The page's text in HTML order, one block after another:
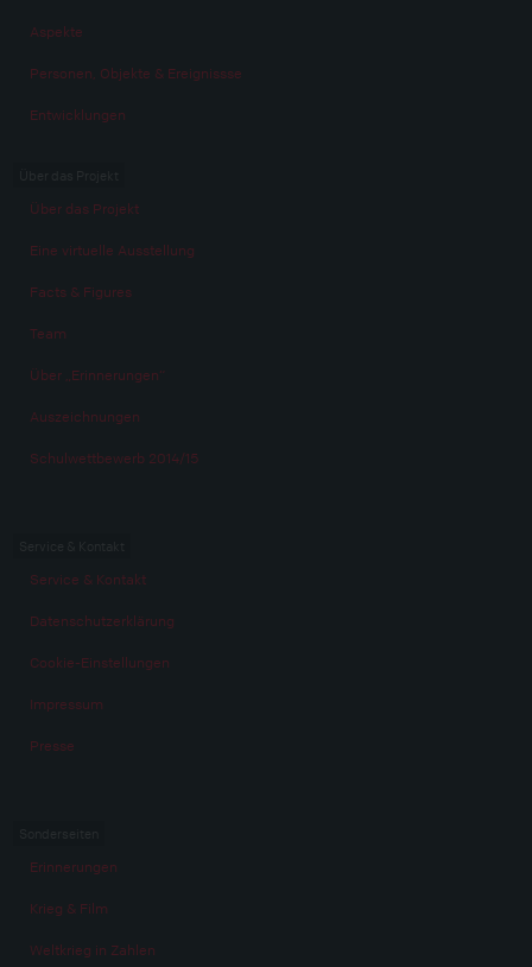
Aspekte
Personen, Objekte & Ereignissse
Entwicklungen
Über das Projekt
Eine virtuelle Ausstellung
Facts & Figures
Team
Über „Erinnerungen“
Auszeichnungen
Schulwettbewerb 2014/15
Service & Kontakt
Datenschutzerklärung
Cookie-Einstellungen
Impressum
Presse
Erinnerungen
Krieg & Film
Weltkrieg in Zahlen